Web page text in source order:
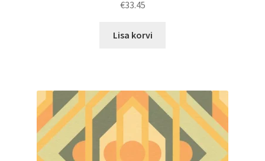
€33.45
Lisa korvi